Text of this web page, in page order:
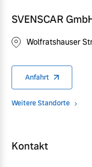
SVENSCAR
Wolfratshauser
Anfahrt
Weitere Standorte
Kontakt